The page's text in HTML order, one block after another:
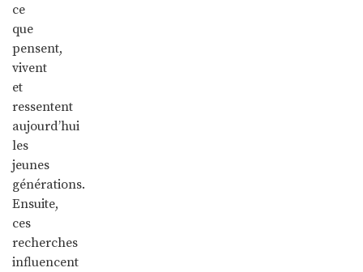
ce
que
pensent,
vivent
et
ressentent
aujourd’hui
les
jeunes
générations.
Ensuite,
ces
recherches
influencent